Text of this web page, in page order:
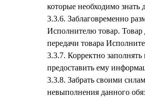
которые необходимо знать
3.3.6. Заблаговременно
Исполнителю товар.
передачи товара
3.3.7. Корректно
предоставить ему
3.3.8. Забрать своими
невыполнения данного